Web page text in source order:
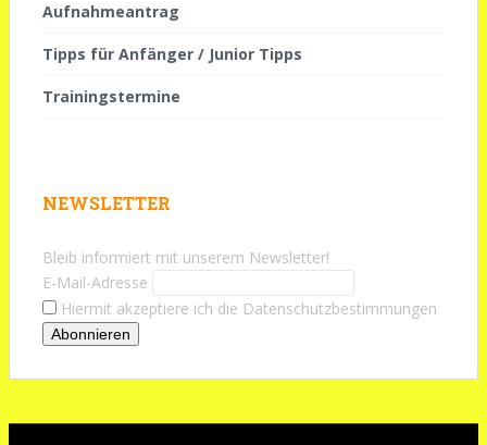
Aufnahmeantrag
Tipps für Anfänger / Junior Tipps
Trainingstermine
NEWSLETTER
Bleib informiert mit unserem Newsletter!
E-Mail-Adresse
Hiermit akzeptiere ich die Datenschutzbestimmungen